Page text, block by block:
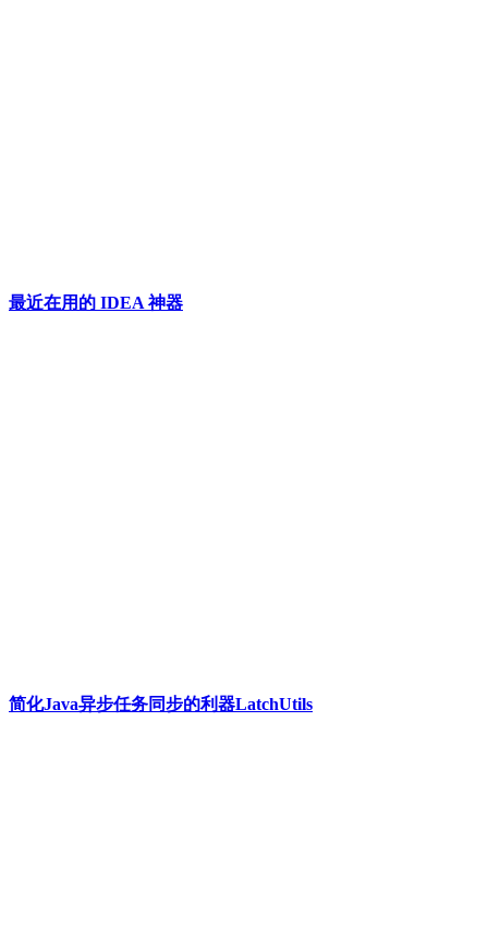
最近在用的 IDEA 神器
简化Java异步任务同步的利器LatchUtils